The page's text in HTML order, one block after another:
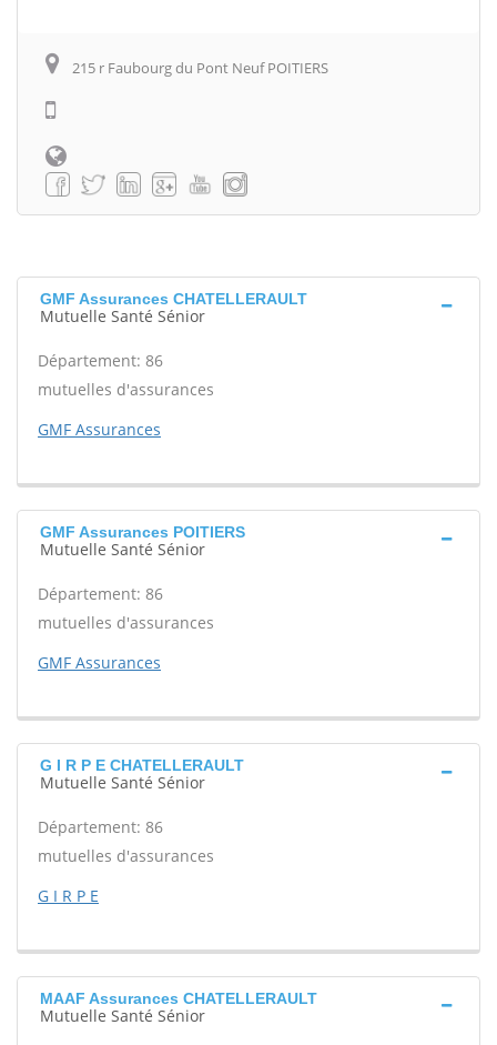
215 r Faubourg du Pont Neuf POITIERS
GMF Assurances CHATELLERAULT
Mutuelle Santé Sénior
Département: 86
mutuelles d'assurances
GMF Assurances
GMF Assurances POITIERS
Mutuelle Santé Sénior
Département: 86
mutuelles d'assurances
GMF Assurances
G I R P E CHATELLERAULT
Mutuelle Santé Sénior
Département: 86
mutuelles d'assurances
G I R P E
MAAF Assurances CHATELLERAULT
Mutuelle Santé Sénior